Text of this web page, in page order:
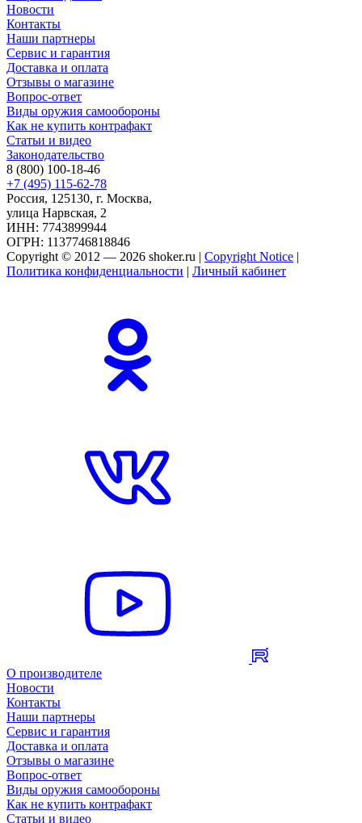
Новости
Контакты
Наши партнеры
Сервис и гарантия
Доставка и оплата
Отзывы о магазине
Вопрос-ответ
Виды оружия самообороны
Как не купить контрафакт
Статьи и видео
Законодательство
8 (800) 100-18-46
+7 (495) 115-62-78
Россия, 125130, г. Москва,
улица Нарвская, 2
ИНН: 7743899944
ОГРН: 1137746818846
Copyright © 2012 — 2026 shoker.ru | Copyright Notice |
Политика конфиденциальности | Личный кабинет
О производителе
Новости
Контакты
Наши партнеры
Сервис и гарантия
Доставка и оплата
Отзывы о магазине
Вопрос-ответ
Виды оружия самообороны
Как не купить контрафакт
Статьи и видео